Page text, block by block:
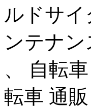
ルドサ
ンテナ
、 自転
転車 通